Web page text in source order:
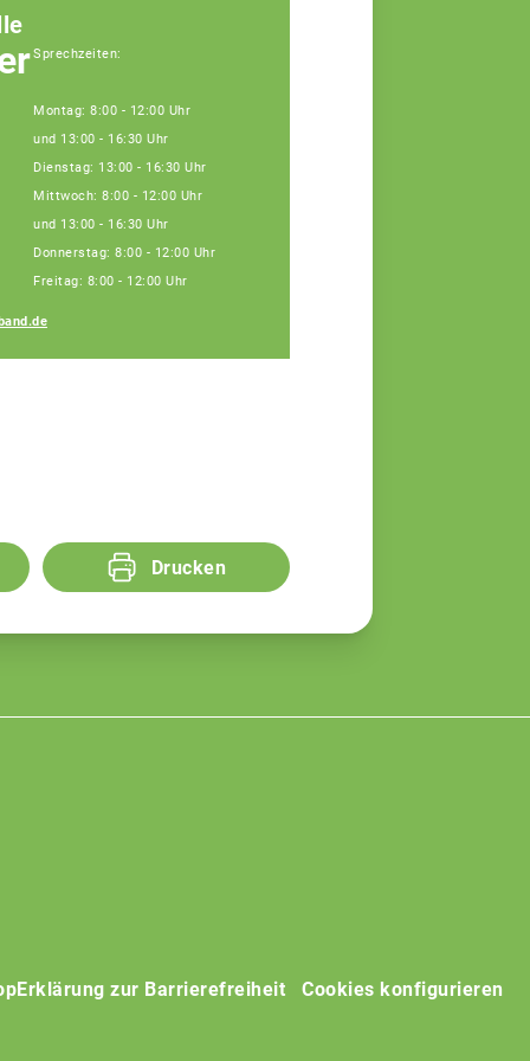
Sprechzeiten:
Montag: 8:00 - 12:00 Uhr
und 13:00 - 16:30 Uhr
Dienstag: 13:00 - 16:30 Uhr
Mittwoch: 8:00 - 12:00 Uhr
und 13:00 - 16:30 Uhr
Donnerstag: 8:00 - 12:00 Uhr
Freitag: 8:00 - 12:00 Uhr
Drucken
Erklärung zur Barrierefreiheit Cookies konfigurieren